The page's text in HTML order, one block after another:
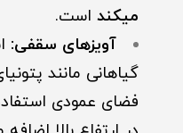
میکند است.
آویزهای سقفی:
گیاهانی مانند
فضای عمودی